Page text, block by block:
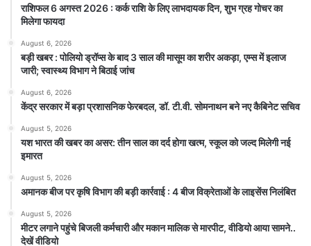
राशिफल 6 अगस्त 2026 : कर्क राशि के लिए लाभदायक दिन, शुभ ग्रह गोचर का
मिलेगा फायदा
August 6, 2026
बड़ी खबर : पोलियो ड्रॉप्स के बाद 3 साल की मासूम का शरीर अकड़ा, एम्स में इलाज
जारी; स्वास्थ्य विभाग ने बिठाई जांच
August 6, 2026
केंद्र सरकार में बड़ा प्रशासनिक फेरबदल, डॉ. टी.वी. सोमनाथन बने नए कैबिनेट सचिव
August 5, 2026
यश भारत की खबर का असर: तीन साल का दर्द होगा खत्म, स्कूल को जल्द मिलेगी नई
इमारत
August 5, 2026
अमानक बीज पर कृषि विभाग की बड़ी कार्रवाई : 4 बीज विक्रेताओं के लाइसेंस निलंबित
August 5, 2026
मीटर लगाने पहुंचे बिजली कर्मचारी और मकान मालिक से मारपीट, वीडियो आया सामने..
देखें वीडियो